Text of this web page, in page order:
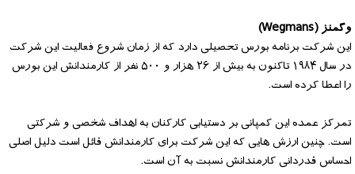
وگمنز (Wegmans)
این شرکت برنامه بورس تحصیلی دارد که از زمان شروع فعالیت این شرکت
در سال ۱۹۸۴ تاکنون به بیش از ۲۶ هزار و ۵۰۰ نفر از کارمندانش این بورس
را اعطا کرده است.
تمرکز عمده این کمپانی بر دستیابی کارکنان به اهداف شخصی و شرکتی
است. چنین ارزش هایی که این شرکت برای کارمندانش قائل است دلیل اصلی
احساس قدردانی کارمندانش نسبت به آن است.